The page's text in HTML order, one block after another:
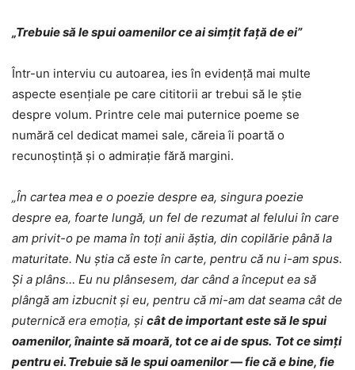
„Trebuie să le spui oamenilor ce ai simțit față de ei”
Într-un interviu cu autoarea, ies în evidență mai multe
aspecte esențiale pe care cititorii ar trebui să le știe
despre volum. Printre cele mai puternice poeme se
numără cel dedicat mamei sale, căreia îi poartă o
recunoștință și o admirație fără margini.
„În cartea mea e o poezie despre ea, singura poezie
despre ea, foarte lungă, un fel de rezumat al felului în care
am privit-o pe mama în toți anii ăștia, din copilărie până la
maturitate. Nu știa că este în carte, pentru că nu i-am spus.
Și a plâns… Eu nu plânsesem, dar când a început ea să
plângă am izbucnit și eu, pentru că mi-am dat seama cât de
puternică era emoția, și cât de important este să le spui
oamenilor, înainte să moară, tot ce ai de spus. Tot ce simți
pentru ei. Trebuie să le spui oamenilor — fie că e bine, fie